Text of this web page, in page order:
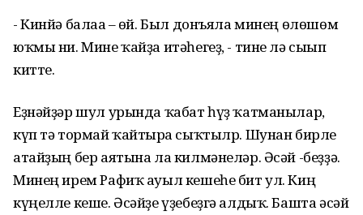
- Кинйә балаға – өй. Был донъяла минең өлөшөм
юҡмы ни. Мине ҡайҙа итәһегеҙ, - тине лә сығып
китте.
Еҙнәйҙәр шул урында ҡабат һүҙ ҡатманылар,
күп тә тормай ҡайтырға сыҡтылр. Шунан бирле
атайҙың бер аятына ла килмәнеләр. Әсәй -беҙҙә.
Минең ирем Рафиҡ ауыл кешеһе бит ул. Киң
күңелле кеше. Әсәйҙе үҙебеҙгә алдыҡ. Башта әсәй